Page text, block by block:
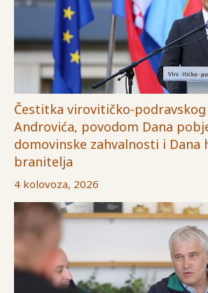
Čestitka virovitičko-
Androvića, povodom Dana
domovinske zahvalnosti i Dana
branitelja
4 kolovoza, 2026